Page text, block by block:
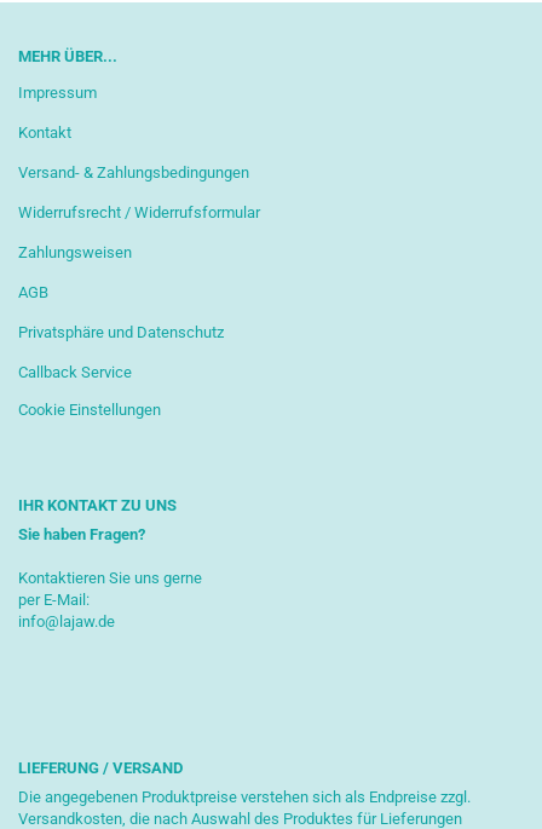
MEHR ÜBER...
Impressum
Kontakt
Versand- & Zahlungsbedingungen
Widerrufsrecht / Widerrufsformular
Zahlungsweisen
AGB
Privatsphäre und Datenschutz
Callback Service
Cookie Einstellungen
IHR KONTAKT ZU UNS
Sie haben Fragen?
Kontaktieren Sie uns gerne
per E-Mail:
info@lajaw.de
LIEFERUNG / VERSAND
Die angegebenen Produktpreise verstehen sich als Endpreise zzgl.
Versandkosten, die nach Auswahl des Produktes für Lieferungen